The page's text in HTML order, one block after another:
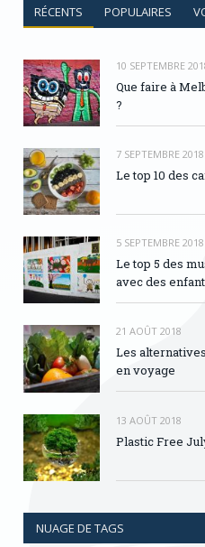
RÉCENTS POPULAIRES
10 SEPTEMBRE
Que faire à
?
7 SEPTEMBRE 2018
Le top 10 des
5 SEPTEMBRE 2018
Le top 5 des
avec des
21 AOÛT 2018
Les
en voyage
13 AOÛT 2018
Plastic Free
NUAGE DE TAGS